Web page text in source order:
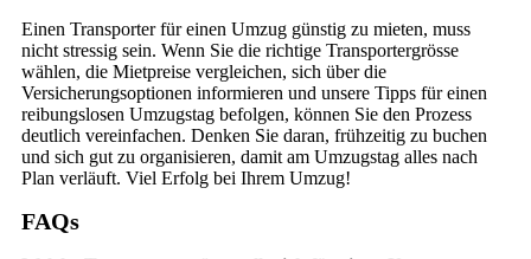
Einen Transporter für einen Umzug günstig zu mieten, muss
nicht stressig sein. Wenn Sie die richtige Transportergrösse
wählen, die Mietpreise vergleichen, sich über die
Versicherungsoptionen informieren und unsere Tipps für einen
reibungslosen Umzugstag befolgen, können Sie den Prozess
deutlich vereinfachen. Denken Sie daran, frühzeitig zu buchen
und sich gut zu organisieren, damit am Umzugstag alles nach
Plan verläuft. Viel Erfolg bei Ihrem Umzug!
FAQs